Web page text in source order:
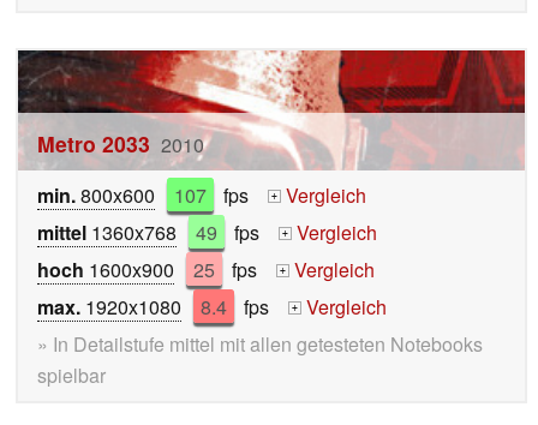
Metro 2033 2010
min.800x600 107 fps +
Vergleich
mittel 1360x768 49 fps +
Vergleich
hoch 1600x900 25 fps +
Vergleich
max. 1920x1080 8.4 fps +
Vergleich
» In Detailstufe mittel mit allen getesteten Notebooks
spielbar